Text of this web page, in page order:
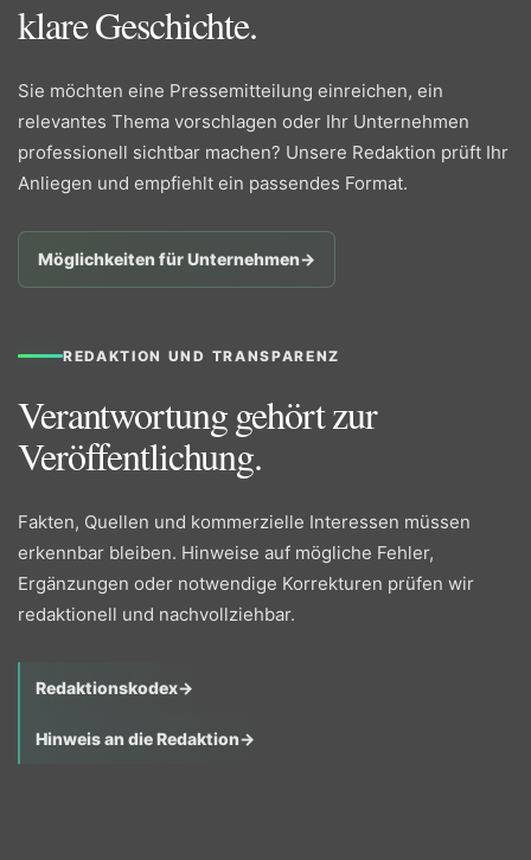
klare Geschichte.
Sie möchten eine Pressemitteilung einreichen, ein
relevantes Thema vorschlagen oder Ihr Unternehmen
professionell sichtbar machen? Unsere Redaktion prüft Ihr
Anliegen und empfiehlt ein passendes Format.
Möglichkeiten für Unternehmen→
REDAKTION UND TRANSPARENZ
Verantwortung gehört zur
Veröffentlichung.
Fakten, Quellen und kommerzielle Interessen müssen
erkennbar bleiben. Hinweise auf mögliche Fehler,
Ergänzungen oder notwendige Korrekturen prüfen wir
redaktionell und nachvollziehbar.
Redaktionskodex→
Hinweis an die Redaktion→